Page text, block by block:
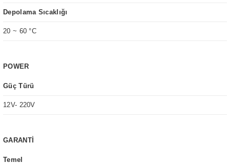
Depolama Sıcaklığı
20 ~ 60 °C
POWER
Güç Türü
12V- 220V
GARANTİ
Temel